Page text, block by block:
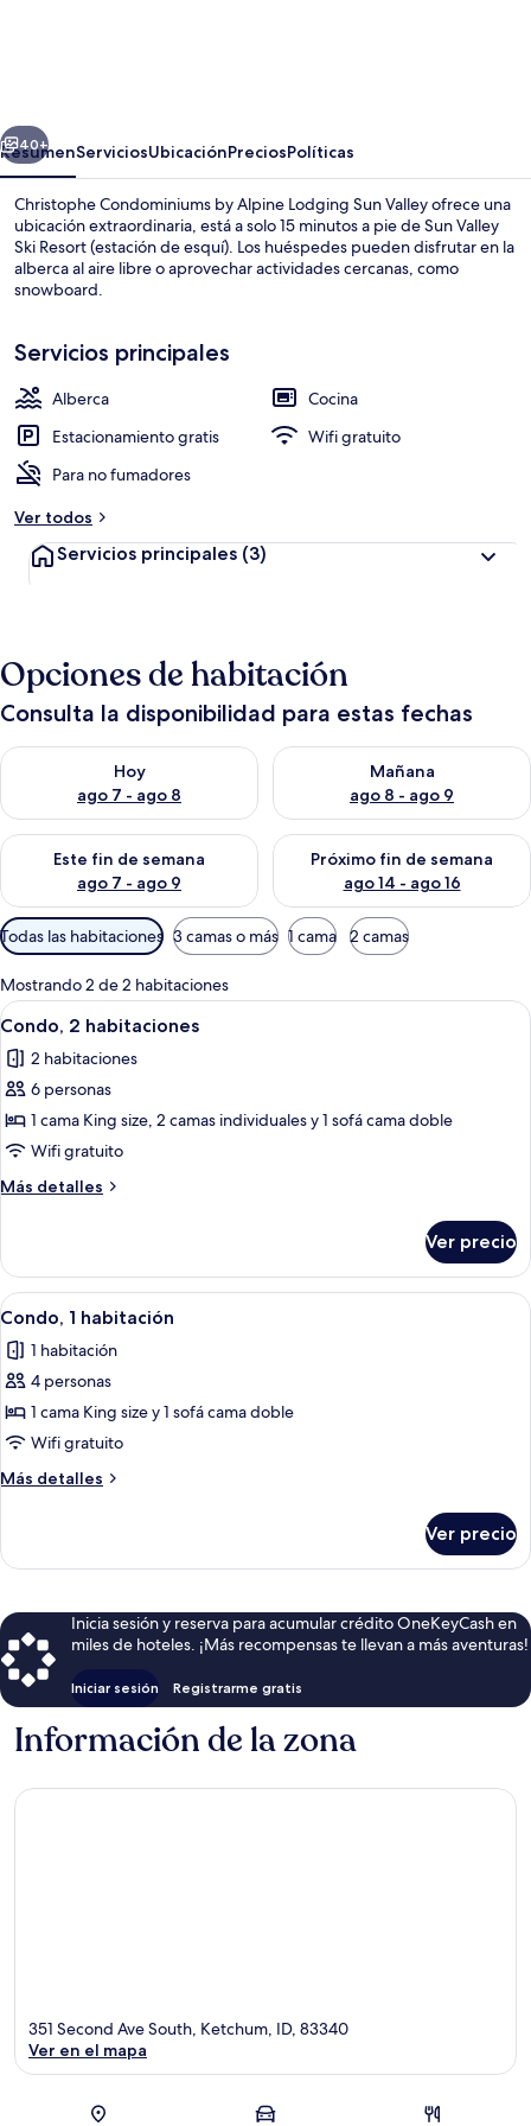
Lodging
Sun
Valley
Áreas de la propiedad
Siguiente
40+
ResumenServiciosUbicaciónPreciosPolíticas
Christophe Condominiums by Alpine Lodging Sun Valley ofrece una
ubicación extraordinaria, está a solo 15 minutos a pie de Sun Valley
Ski Resort (estación de esquí). Los huéspedes pueden disfrutar en la
alberca al aire libre o aprovechar actividades cercanas, como
snowboard.
Servicios principales
Alberca
Cocina
Estacionamiento gratis
Wifi gratuito
Para no fumadores
Ver todos
Servicios principales (3)
Opciones de habitación
Consulta la disponibilidad para estas fechas
Hoy
ago 7 - ago 8
Consulta la disponibilidad para hoy ago 7 - ago 8
Mañana
ago 8 - ago 9
Consulta la disponibilidad
Este fin de semana
ago 7 - ago 9
Consulta la disponibilidad para este fin de semana ago 7 -
Próximo fin de semana
ago 14 - ago 16
Consulta la disponibilidad
Filtros
disponibles
para
las
habitaciones
Todas las habitaciones 3 camas o más 1 cama 2 camas
Mostrando 2 de 2 habitaciones
Abrir
todas
las
fotos
de
Condo,
2
habitaciones
36
Condo, 2 habitaciones
2 habitaciones
6 personas
1 cama King size, 2 camas individuales y 1 sofá cama doble
Wifi gratuito
Más detalles
Más
2
habitaciones
Ver precio
Abrir
todas
las
fotos
de
Condo,
1
habitación
28
Condo, 1 habitación
1 habitación
4 personas
1 cama King size y 1 sofá cama doble
Wifi gratuito
Más detalles
Más
1
Ver precio
Inicia sesión y reserva para acumular crédito OneKeyCash en
miles de hoteles. ¡Más recompensas te llevan a más aventuras!
Iniciar sesión Registrarme gratis
Información de la zona
Sección del mapa
351 Second Ave South, Ketchum, ID, 83340
Ver en el mapa